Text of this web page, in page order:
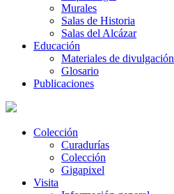
Murales
Salas de Historia
Salas del Alcázar
Educación
Materiales de divulgación
Glosario
Publicaciones
Colección
Curadurías
Colección
Gigapixel
Visita